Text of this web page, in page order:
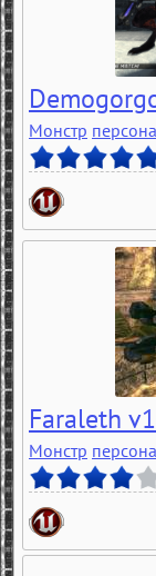
Монстр
Faraleth
Монстр